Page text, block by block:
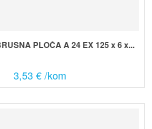
PLOČA A 24 EX 125 x 6 x...
3,53 € /kom